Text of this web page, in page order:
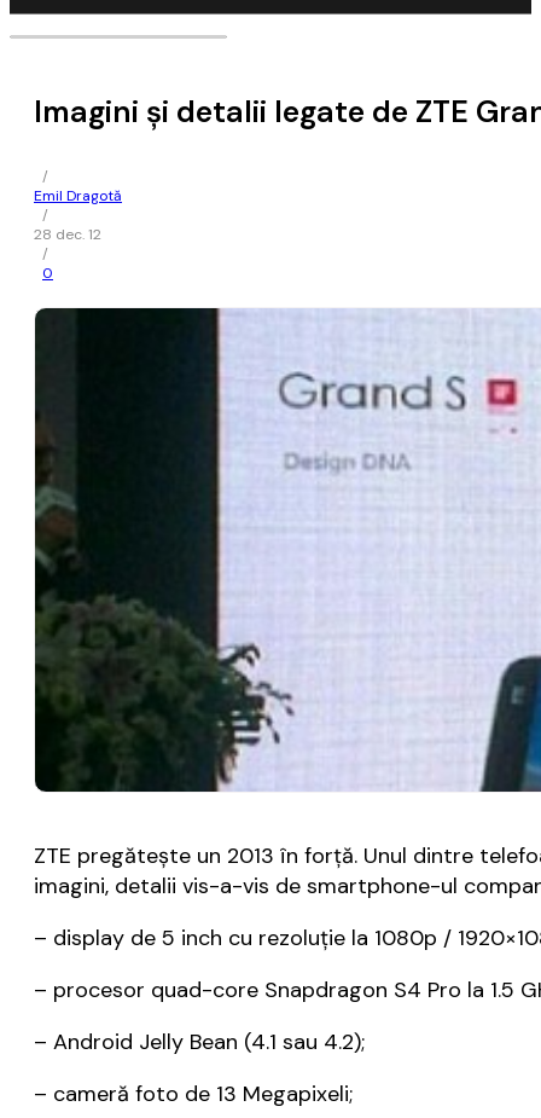
Imagini și detalii legate de ZTE
/
Emil Dragotă
/
28 dec. 12
/
0
ZTE pregătește un 2013 în forță. Unul dintre
imagini, detalii vis-a-vis de smartphone-ul
– display de 5 inch cu rezoluție la 1080p /
– procesor quad-core Snapdragon S4 Pro la 1.5
– Android Jelly Bean (4.1 sau 4.2);
– cameră foto de 13 Megapixeli;